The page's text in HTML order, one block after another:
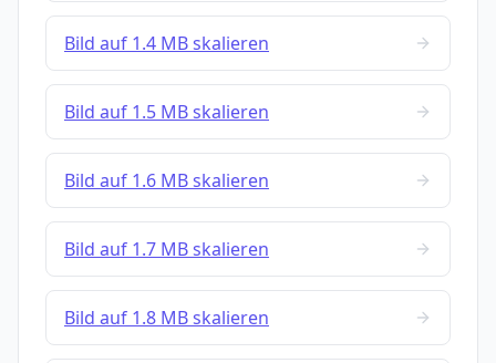
Bild auf 1.4 MB skalieren
Bild auf 1.5 MB skalieren
Bild auf 1.6 MB skalieren
Bild auf 1.7 MB skalieren
Bild auf 1.8 MB skalieren